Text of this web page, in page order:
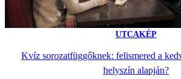
UTCAKÉP
Kvíz sorozatfüggőknek: felismered a
helyszín alapján?